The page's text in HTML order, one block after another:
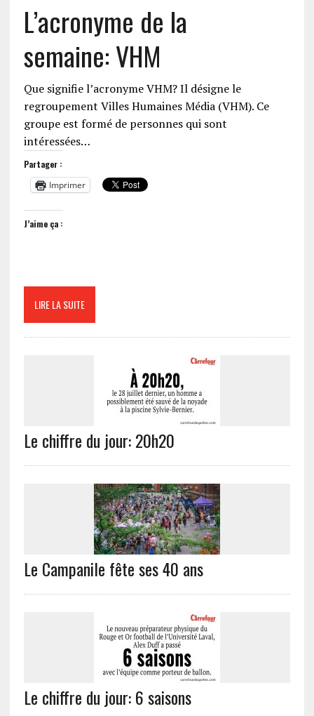
L’acronyme de la
semaine: VHM
Que signifie l’acronyme VHM? Il désigne le
regroupement Villes Humaines Média (VHM). Ce
groupe est formé de personnes qui sont
intéressées…
Partager :
Imprimer
J’aime ça :
LIRE LA SUITE
Le chiffre du jour: 20h20
Le Campanile fête ses 40 ans
Le chiffre du jour: 6 saisons